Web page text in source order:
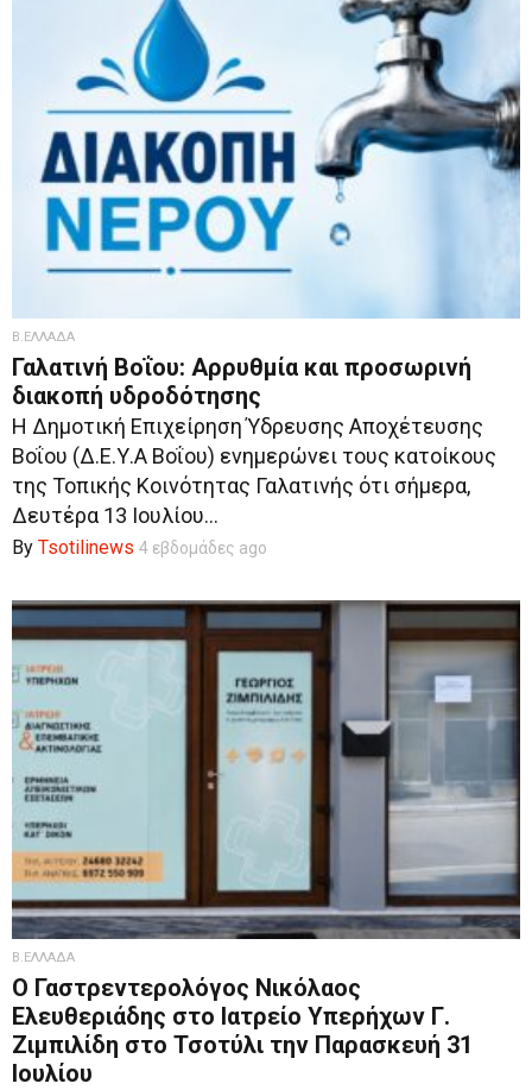
Β.ΕΛΛΑΔΑ
Γαλατινή Βοΐου: Αρρυθμία και προσωρινή
διακοπή υδροδότησης
Η Δημοτική Επιχείρηση Ύδρευσης Αποχέτευσης
Βοΐου (Δ.Ε.Υ.Α Βοΐου) ενημερώνει τους κατοίκους
της Τοπικής Κοινότητας Γαλατινής ότι σήμερα,
Δευτέρα 13 Ιουλίου...
By Tsotilinews 4 εβδομάδες ago
Β.ΕΛΛΑΔΑ
Ο Γαστρεντερολόγος Νικόλαος
Ελευθεριάδης στο Ιατρείο Υπερήχων Γ.
Ζιμπιλίδη στο Τσοτύλι την Παρασκευή 31
Ιουλίου